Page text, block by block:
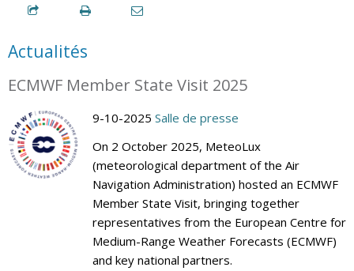
Actualités
ECMWF Member State Visit 2025
9-10-2025 Salle de presse
On 2 October 2025, MeteoLux
(meteorological department of the Air
Navigation Administration) hosted an ECMWF
Member State Visit, bringing together
representatives from the European Centre for
Medium-Range Weather Forecasts (ECMWF)
and key national partners.